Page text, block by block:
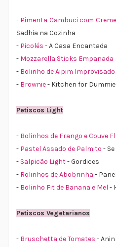
- Pimenta Cambuci com
Sadhia na Cozinha
- Picolés - A Casa Encantada
- Mozzarella Sticks Empanada
- Bolinho de Aipim Improvisado
- Brownie- Kitchen for
Petiscos Light
- Bolinhos de Frango e Couve
- Pastel Assado de Palmito -
- Salpicão Light- Gordices
- Rolinhos de Abobrinha -
- Bolinho Fit de Banana e Mel -
Petiscos Vegetarianos
- Bruschetta de Tomates -